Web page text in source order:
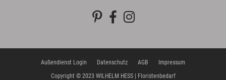
Außendienst Login Datenschutz AGB
Impressum
Copyright © 2023 WILHELM HESS | Floristenbedarf